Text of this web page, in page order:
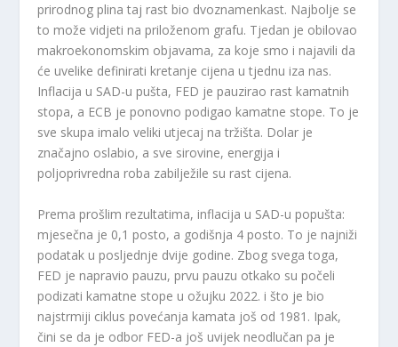
prirodnog plina taj rast bio dvoznamenkast. Najbolje se
to može vidjeti na priloženom grafu. Tjedan je obilovao
makroekonomskim objavama, za koje smo i najavili da
će uvelike definirati kretanje cijena u tjednu iza nas.
Inflacija u SAD-u pušta, FED je pauzirao rast kamatnih
stopa, a ECB je ponovno podigao kamatne stope. To je
sve skupa imalo veliki utjecaj na tržišta. Dolar je
značajno oslabio, a sve sirovine, energija i
poljoprivredna roba zabilježile su rast cijena.
Prema prošlim rezultatima, inflacija u SAD-u popušta:
mjesečna je 0,1 posto, a godišnja 4 posto. To je najniži
podatak u posljednje dvije godine. Zbog svega toga,
FED je napravio pauzu, prvu pauzu otkako su počeli
podizati kamatne stope u ožujku 2022. i što je bio
najstrmiji ciklus povećanja kamata još od 1981. Ipak,
čini se da je odbor FED-a još uvijek neodlučan pa je